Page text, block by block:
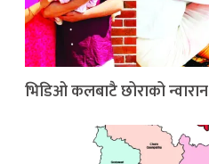
भिडिओ कलबाटै छोराको न्वारान